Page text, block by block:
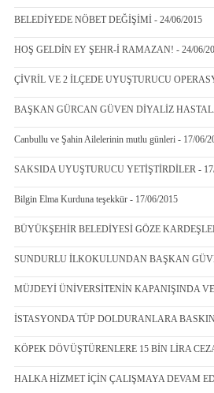
BELEDİYEDE NÖBET DEĞİŞİMİ - 24/06/2015
HOŞ GELDİN EY ŞEHR-İ RAMAZAN! - 24/06/
ÇİVRİL VE 2 İLÇEDE UYUŞTURUCU
BAŞKAN GÜRCAN GÜVEN DİYALİZ
Canbullu ve Şahin Ailelerinin mutlu günleri - 17/06/
SAKSIDA UYUŞTURUCU YETİŞTİRDİLER -
Bilgin Elma Kurduna teşekkür - 17/06/2015
BÜYÜKŞEHİR BELEDİYESİ GÖZE
SUNDURLU İLKOKULUNDAN BAŞKAN
MÜJDEYİ ÜNİVERSİTENİN KAPANIŞINDA
İSTASYONDA TÜP DOLDURANLARA BASKIN
KÖPEK DÖVÜŞTÜRENLERE 15 BİN LİRA
HALKA HİZMET İÇİN ÇALIŞMAYA DEVAM